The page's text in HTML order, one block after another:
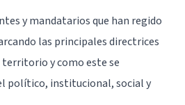
y mandatarios que han regido
las principales directrices
territorio y como este se
político, institucional, social y